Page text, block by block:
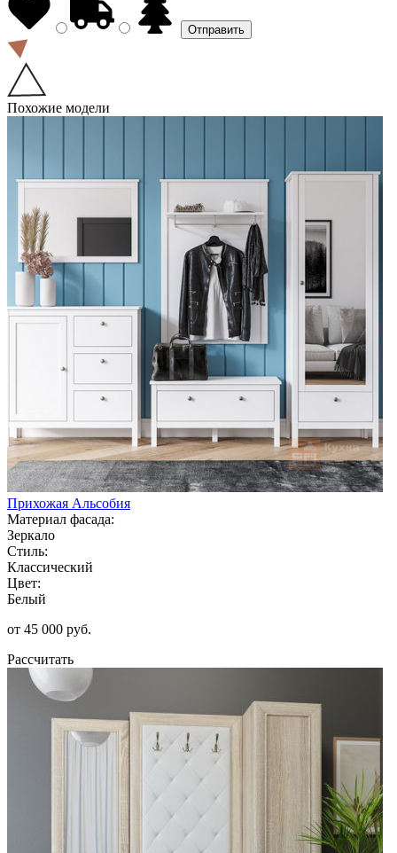
Похожие модели
Прихожая Альсобия
Материал фасада:
Зеркало
Стиль:
Классический
Цвет:
Белый
от 45 000 руб.
Рассчитать